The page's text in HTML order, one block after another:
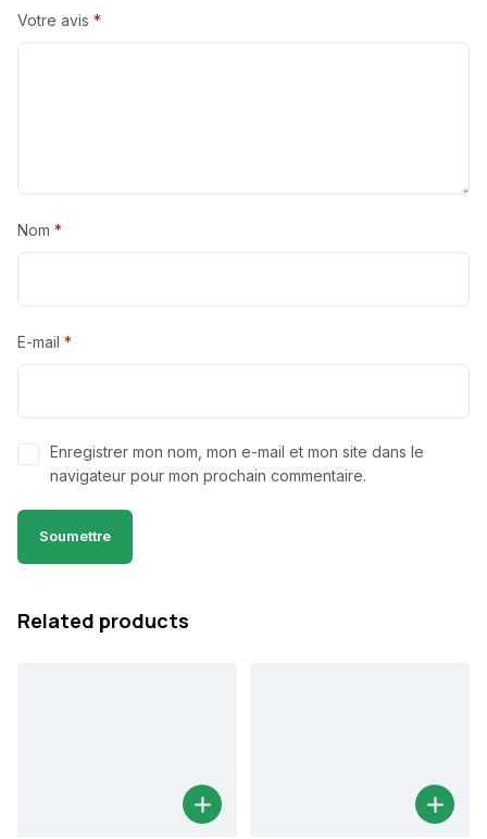
Votre avis *
Nom *
E-mail *
Enregistrer mon nom, mon e-mail et mon site dans le
navigateur pour mon prochain commentaire.
Related products